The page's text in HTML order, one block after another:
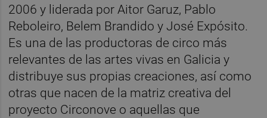
2006 y liderada por Aitor Garuz, Pablo
Reboleiro, Belem Brandido y José Expósito.
Es una de las productoras de circo más
relevantes de las artes vivas en Galicia y
distribuye sus propias creaciones, así como
otras que nacen de la matriz creativa del
proyecto Circonove o aquellas que